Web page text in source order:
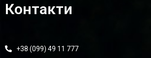
Контакти
+38 (099) 49 11 777